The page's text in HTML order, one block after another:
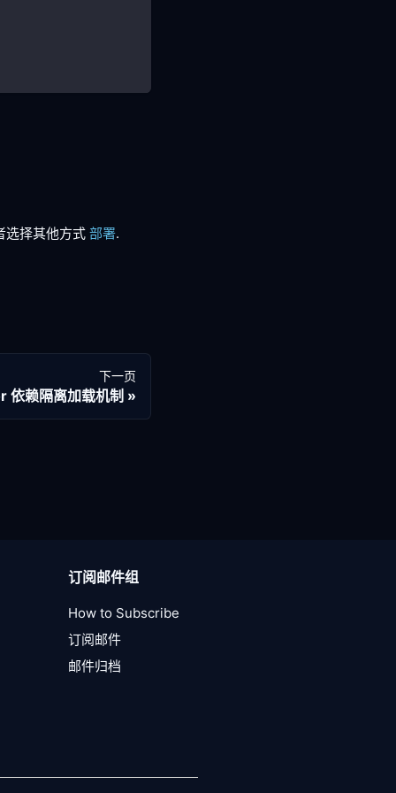
选择其他方式 部署.
下一页
赖隔离加载机制
订阅邮件组
How to Subscribe
订阅邮件
邮件归档